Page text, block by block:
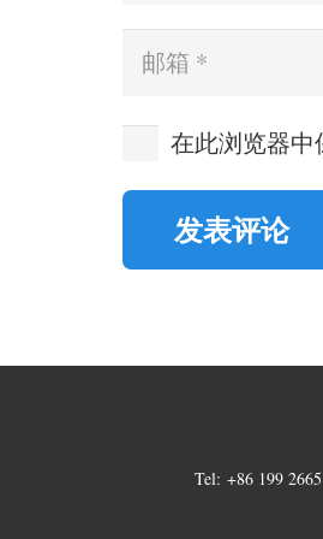
在此浏览器中
发表评论
Tel: +86 199